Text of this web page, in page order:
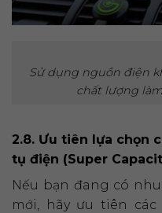
Sử dụng nguồn điện
chất lượng
2.8. Ưu tiên lựa chọn
tụ điện (Super
Nếu bạn đang có
mới, hãy ưu tiên các